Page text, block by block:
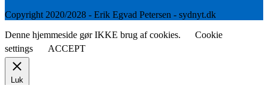
Copyright 2020/2028 - Erik Egvad Petersen - sydnyt.dk
Denne hjemmeside gør IKKE brug af cookies.
Cookie
settings
ACCEPT
Luk